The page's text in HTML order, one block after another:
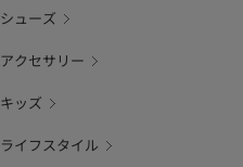
シューズ
アクセサリー
キッズ
ライフスタイル